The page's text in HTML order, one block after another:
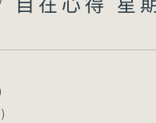
自在心得 星